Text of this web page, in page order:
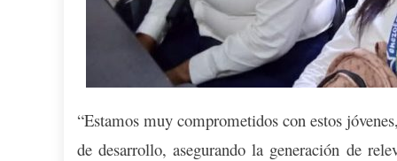
“Estamos muy comprometidos con estos
de desarrollo, asegurando la generación de